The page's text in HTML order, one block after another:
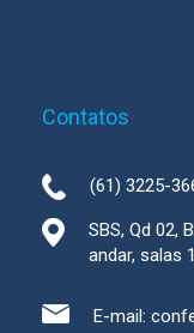
Contatos
(61) 3225-
SBS, Qd 02,
andar, salas
E-mail: